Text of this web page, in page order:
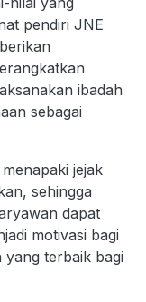
pendiri JNE
ibadah
sebagai
jejak
sehingga
dapat
motivasi bagi
terbaik bagi